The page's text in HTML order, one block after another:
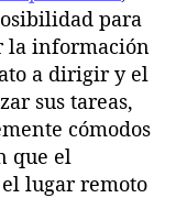
para
la información
a dirigir y el
sus tareas,
cómodos
que el
lugar remoto